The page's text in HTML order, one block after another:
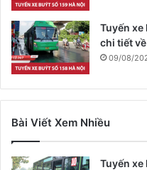
Tuyến xe
chi tiết
09/08/
Bài Viết Xem Nhiều
Tuyến xe